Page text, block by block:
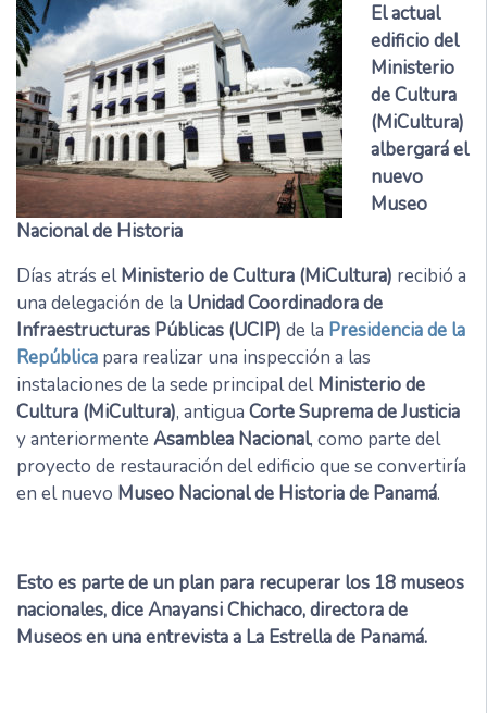
El actual
edificio del
Ministerio
de Cultura
(MiCultura)
albergará el
nuevo
Museo
Nacional de Historia
Días atrás elMinisterio de Cultura (MiCultura) recibió a
una delegación de la Unidad Coordinadora de
Infraestructuras Públicas (UCIP) de la Presidencia de la
República para realizar una inspección a las
instalaciones de la sede principal delMinisterio de
Cultura (MiCultura), antigua Corte Suprema de Justicia
y anteriormente Asamblea Nacional, como parte del
proyecto de restauración del edificio que se convertiría
en el nuevo Museo Nacional de Historia de Panamá.
Esto es parte de un plan para recuperar los 18 museos
nacionales, dice Anayansi Chichaco, directora de
Museos en una entrevista a La Estrella de Panamá.